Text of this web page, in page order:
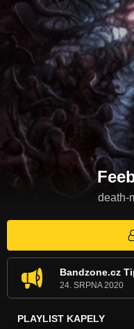
death-
Bandzone.cz
24. SRPNA 2020
PLAYLIST KAPELY